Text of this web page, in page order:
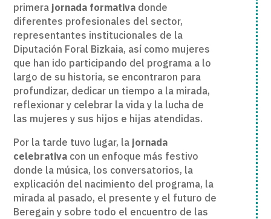
primera jornada formativa donde
diferentes profesionales del sector,
representantes institucionales de la
Diputación Foral Bizkaia, así como mujeres
que han ido participando del programa a lo
largo de su historia, se encontraron para
profundizar, dedicar un tiempo a la mirada,
reflexionar y celebrar la vida y la lucha de
las mujeres y sus hijos e hijas atendidas.
Por la tarde tuvo lugar, la jornada
celebrativa con un enfoque más festivo
donde la música, los conversatorios, la
explicación del nacimiento del programa, la
mirada al pasado, el presente y el futuro de
Beregain y sobre todo el encuentro de las